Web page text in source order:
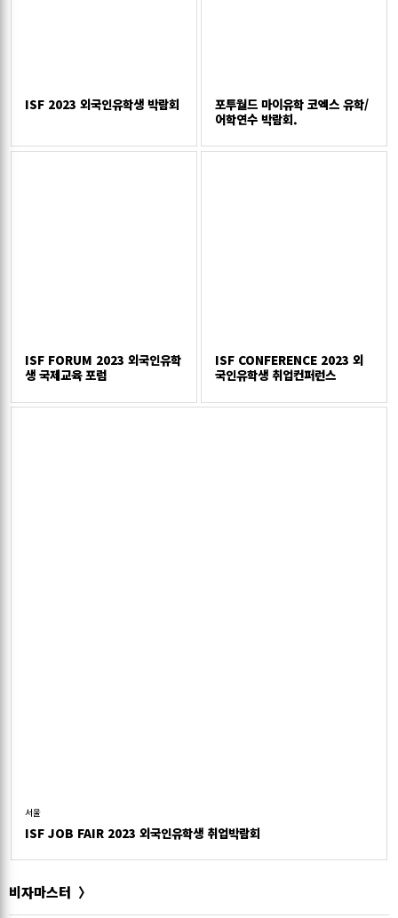
ISF 2023 외국인유학생 박람회
포투월드 마이유학 코엑스 유학/
어학연수 박람회.
ISF FORUM 2023 외국인유학
생 국제교육 포럼
ISF CONFERENCE 2023 외
국인유학생 취업컨퍼런스
서울
ISF JOB FAIR 2023 외국인유학생 취업박람회
비자마스터